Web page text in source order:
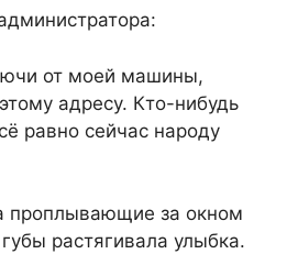
от моей машины,
адресу. Кто-нибудь
равно сейчас народу
проплывающие за окном
растягивала улыбка.